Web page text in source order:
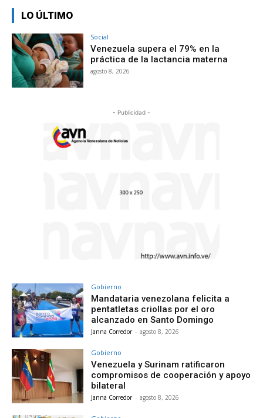
LO ÚLTIMO
Social
Venezuela supera el 79% en la
práctica de la lactancia materna
agosto 8, 2026
- Publicidad -
Gobierno
Mandataria venezolana felicita a
pentatletas criollas por el oro
alcanzado en Santo Domingo
Janna Corredor - agosto 8, 2026
Gobierno
Venezuela y Surinam ratificaron
compromisos de cooperación y apoyo
bilateral
Janna Corredor - agosto 8, 2026